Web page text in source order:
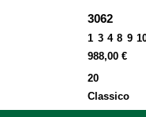
3062
1 3 4 8 9
988,00 €
20
Classico